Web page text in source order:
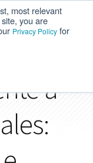
most relevant
you are
Privacy Policy for
a